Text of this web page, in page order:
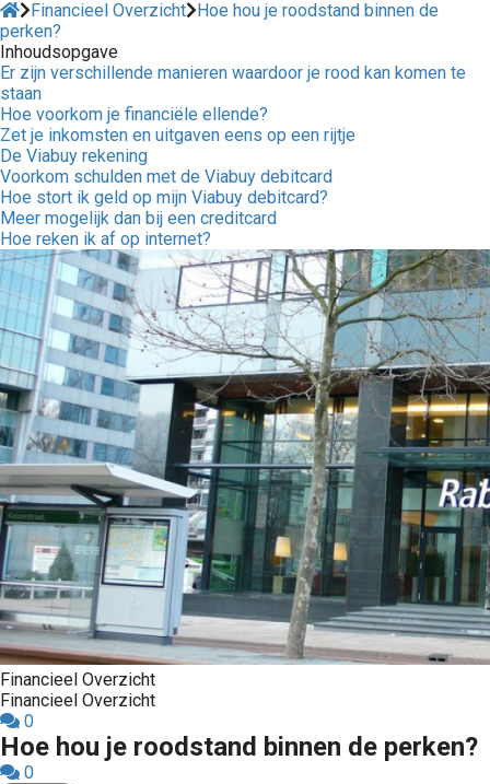
Financieel Overzicht Hoe hou je roodstand binnen de
perken?
Inhoudsopgave
Er zijn verschillende manieren waardoor je rood kan komen te
staan
Hoe voorkom je financiële ellende?
Zet je inkomsten en uitgaven eens op een rijtje
De Viabuy rekening
Voorkom schulden met de Viabuy debitcard
Hoe stort ik geld op mijn Viabuy debitcard?
Meer mogelijk dan bij een creditcard
Hoe reken ik af op internet?
Financieel Overzicht
Financieel Overzicht
0
Hoe hou je roodstand binnen de perken?
0